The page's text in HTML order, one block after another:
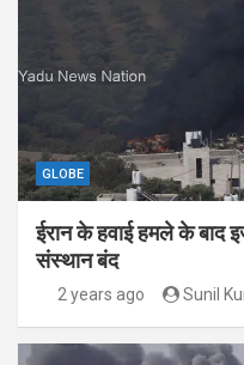
GLOBE
ईरान के हवाई हमले के बाद
संस्थान बंद
2 years ago Sunil